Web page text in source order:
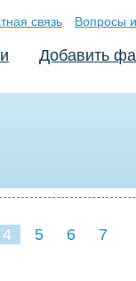
связь Вопросы
Добавить
4 5 6 7